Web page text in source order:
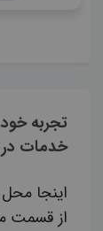
تجربه
خدمات
اینجا
از قسمت